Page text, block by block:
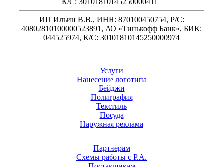
ИП Ильин В.В., ИНН: 870100450754, Р/С:
40802810100000523891, АО «Тинькофф Банк», БИК:
044525974, К/С: 30101810145250000974
Услуги
Нанесение логотипа
Бейджи
Полиграфия
Текстиль
Посуда
Наружная реклама
Партнерам
Схемы работы с Р.А.